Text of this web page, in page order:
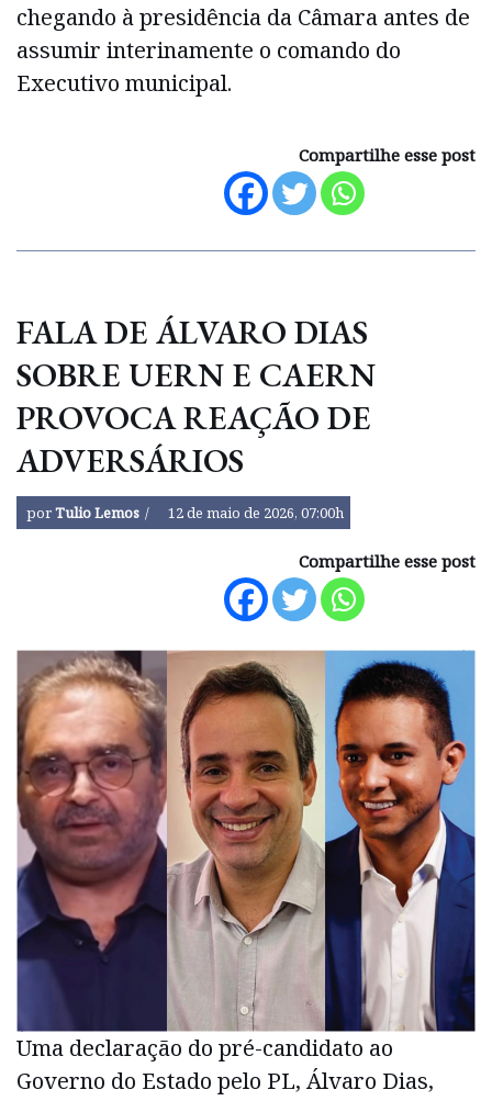
chegando à presidência da Câmara antes de
assumir interinamente o comando do
Executivo municipal.
Compartilhe esse post
FALA DE ÁLVARO DIAS
SOBRE UERN E CAERN
PROVOCA REAÇÃO DE
ADVERSÁRIOS
porTulio Lemos 12 de maio de 2026, 07:00h
Compartilhe esse post
Uma declaração do pré-candidato ao
Governo do Estado pelo PL, Álvaro Dias,